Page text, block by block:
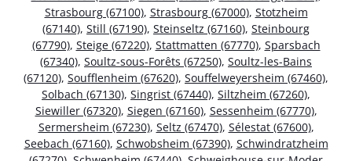
Strasbourg (67100), Strasbourg (67000), Stotzheim
(67140), Still (67190), Steinseltz (67160), Steinbourg
(67790), Steige (67220), Stattmatten (67770), Sparsbach
(67340), Soultz-sous-Forêts (67250), Soultz-les-Bains
(67120), Soufflenheim (67620), Souffelweyersheim (67460),
Solbach (67130), Singrist (67440), Siltzheim (67260),
Siewiller (67320), Siegen (67160), Sessenheim (67770),
Sermersheim (67230), Seltz (67470), Sélestat (67600),
Seebach (67160), Schwobsheim (67390), Schwindratzheim